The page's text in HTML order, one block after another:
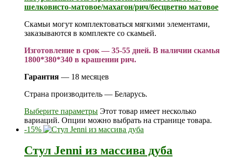
шелковисто-матовое/махагон/рич/бесцветно матовое
Скамьи могут комплектоваться мягкими элементами,
заказываются в комплекте со скамьей.
Изготовление в срок — 35-55 дней. В наличии скамья
1800*380*340 в крашении рич.
Гарантия — 18 месяцев
Страна производитель — Беларусь.
Выберите параметры Этот товар имеет несколько
вариаций. Опции можно выбрать на странице товара.
-15%
Стул Jenni из массива дуба